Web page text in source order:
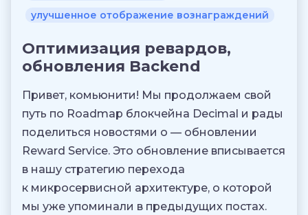
улучшенное отображение вознаграждений
Оптимизация ревардов,
обновления Backend
Привет, комьюнити! Мы продолжаем свой
путь по Roadmap блокчейна Decimal и рады
поделиться новостями о — обновлении
Reward Service. Это обновление вписывается
в нашу стратегию перехода
к микросервисной архитектуре, о которой
мы уже упоминали в предыдущих постах.